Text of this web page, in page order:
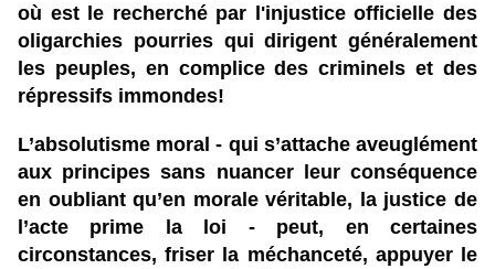
où est le recherché par l'injustice officielle des
oligarchies pourries qui dirigent généralement
les peuples, en complice des criminels et des
répressifs immondes!
L’absolutisme moral - qui s’attache aveuglément
aux principes sans nuancer leur conséquence
en oubliant qu’en morale véritable, la justice de
l’acte prime la loi - peut, en certaines
circonstances, friser la méchanceté, appuyer le